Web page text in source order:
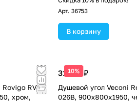
Арт. 36753
В корзину
RV-
хром,
10%
31 126 ₽
Душевой угол Veconi
026B, 900х800х1950,